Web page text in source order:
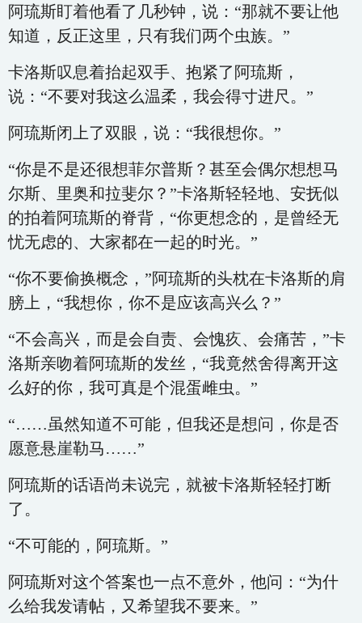
阿琉斯盯着他看了几秒钟，说：“那就不要让他
知道，反正这里，只有我们两个虫族。”
卡洛斯叹息着抬起双手、抱紧了阿琉斯，
说：“不要对我这么温柔，我会得寸进尺。”
阿琉斯闭上了双眼，说：“我很想你。”
“你是不是还很想菲尔普斯？甚至会偶尔想想马
尔斯、里奥和拉斐尔？”卡洛斯轻轻地、安抚似
的拍着阿琉斯的脊背，“你更想念的，是曾经无
忧无虑的、大家都在一起的时光。”
“你不要偷换概念，”阿琉斯的头枕在卡洛斯的肩
膀上，“我想你，你不是应该高兴么？”
“不会高兴，而是会自责、会愧疚、会痛苦，”卡
洛斯亲吻着阿琉斯的发丝，“我竟然舍得离开这
么好的你，我可真是个混蛋雌虫。”
“……虽然知道不可能，但我还是想问，你是否
愿意悬崖勒马……”
阿琉斯的话语尚未说完，就被卡洛斯轻轻打断
了。
“不可能的，阿琉斯。”
阿琉斯对这个答案也一点不意外，他问：“为什
么给我发请帖，又希望我不要来。”